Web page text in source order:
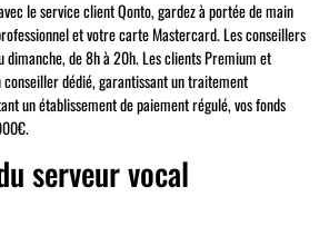
le service client Qonto, gardez à portée de main
et votre carte Mastercard. Les conseillers
dimanche, de 8h à 20h. Les clients Premium et
dédié, garantissant un traitement
un établissement de paiement régulé, vos fonds
serveur vocal